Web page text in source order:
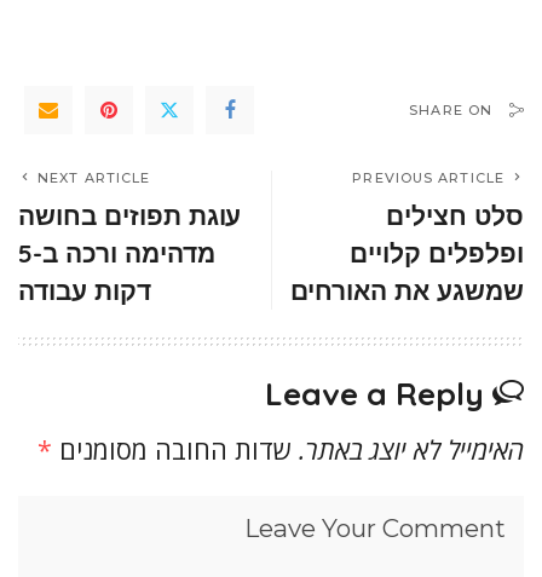
SHARE ON
PREVIOUS ARTICLE
סלט חצילים
ופלפלים קלויים
שמשגע את האורחים
NEXT ARTICLE
עוגת תפוזים בחושה
מדהימה ורכה ב-5
דקות עבודה
Leave a Reply
האימייל לא יוצג באתר. שדות החובה מסומנים *